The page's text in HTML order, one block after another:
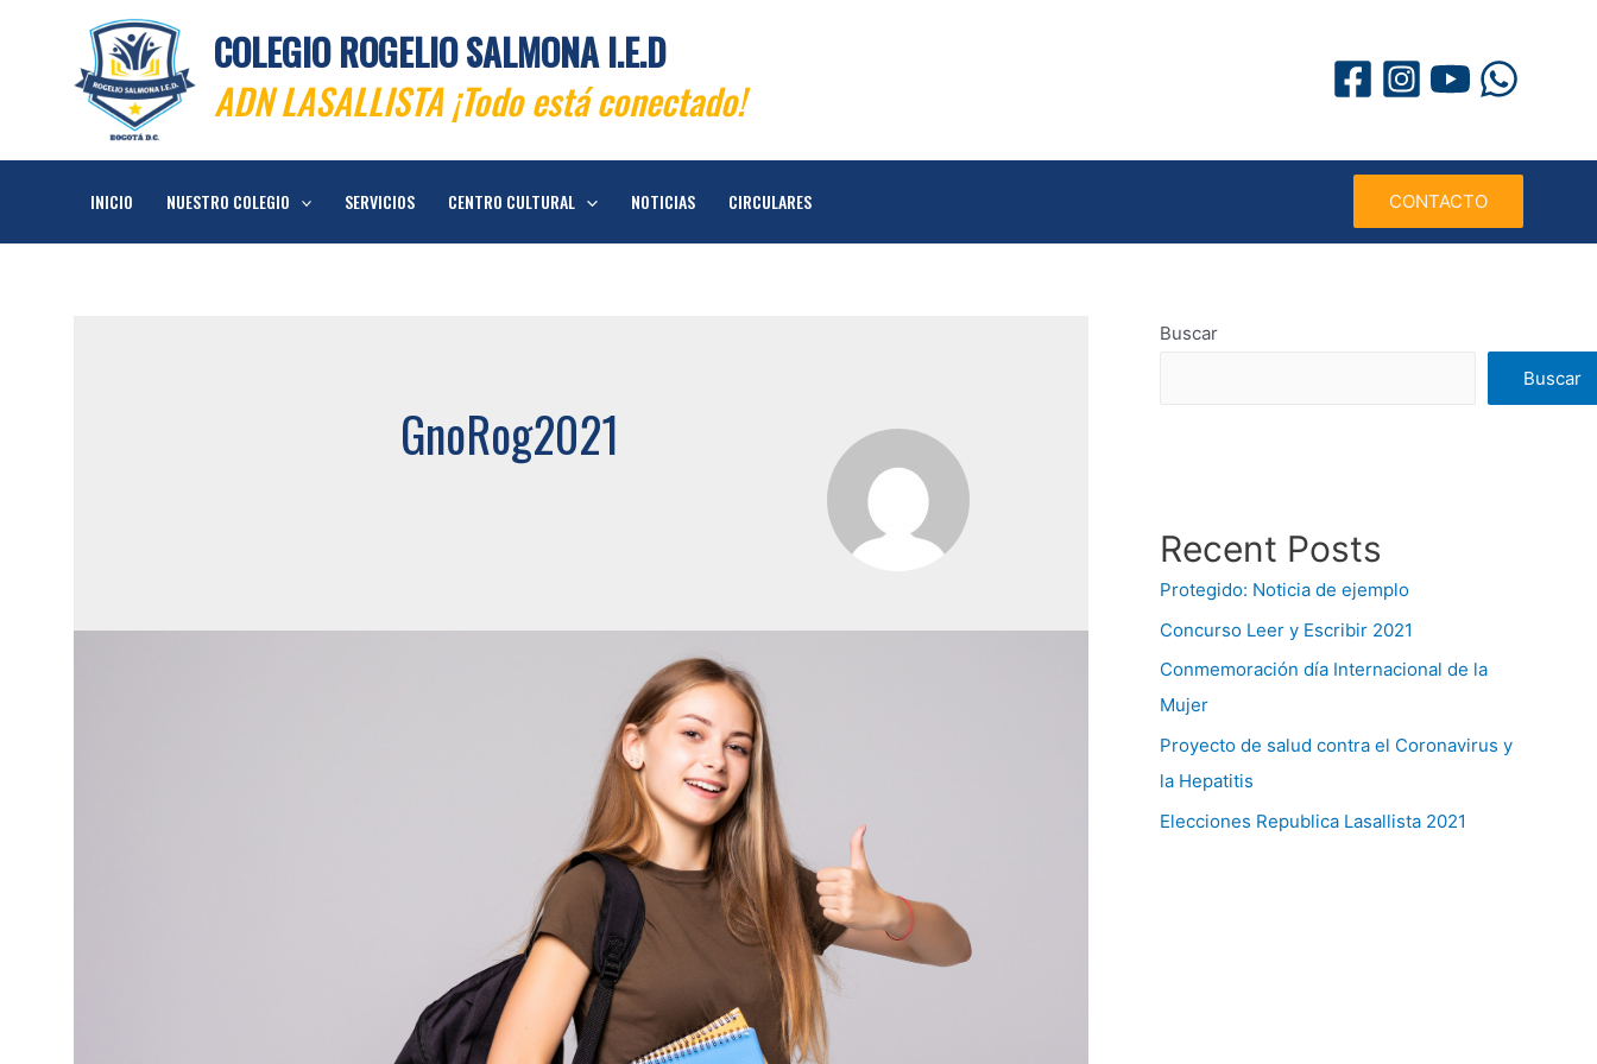
contenido
COLEGIO ROGELIO SALMONA I.E.D
ADN LASALLISTA ¡Todo está conectado!
INICIO NUESTRO COLEGIO SERVICIOS CENTRO CULTURAL NOTICIAS CIRCULARES CONTACTO
GnoRog2021
Buscar
Buscar
Recent Posts
Protegido: Noticia de ejemplo
Concurso Leer y Escribir 2021
Conmemoración día Internacional de la
Mujer
Proyecto de salud contra el Coronavirus y
la Hepatitis
Elecciones Republica Lasallista 2021